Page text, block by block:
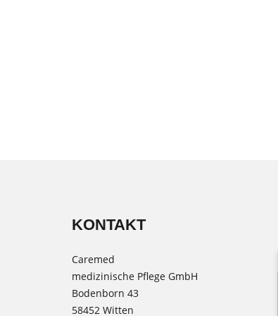
KONTAKT
Caremed
medizinische Pflege GmbH
Bodenborn 43
58452 Witten